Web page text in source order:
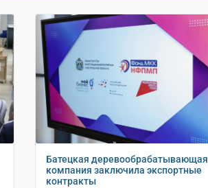
Батецкая деревообрабатывающая
компания заключила экспортные
контракты